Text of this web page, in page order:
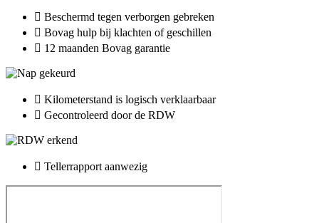
Beschermd tegen verborgen gebreken
Bovag hulp bij klachten of geschillen
12 maanden Bovag garantie
Kilometerstand is logisch verklaarbaar
Gecontroleerd door de RDW
Tellerrapport aanwezig